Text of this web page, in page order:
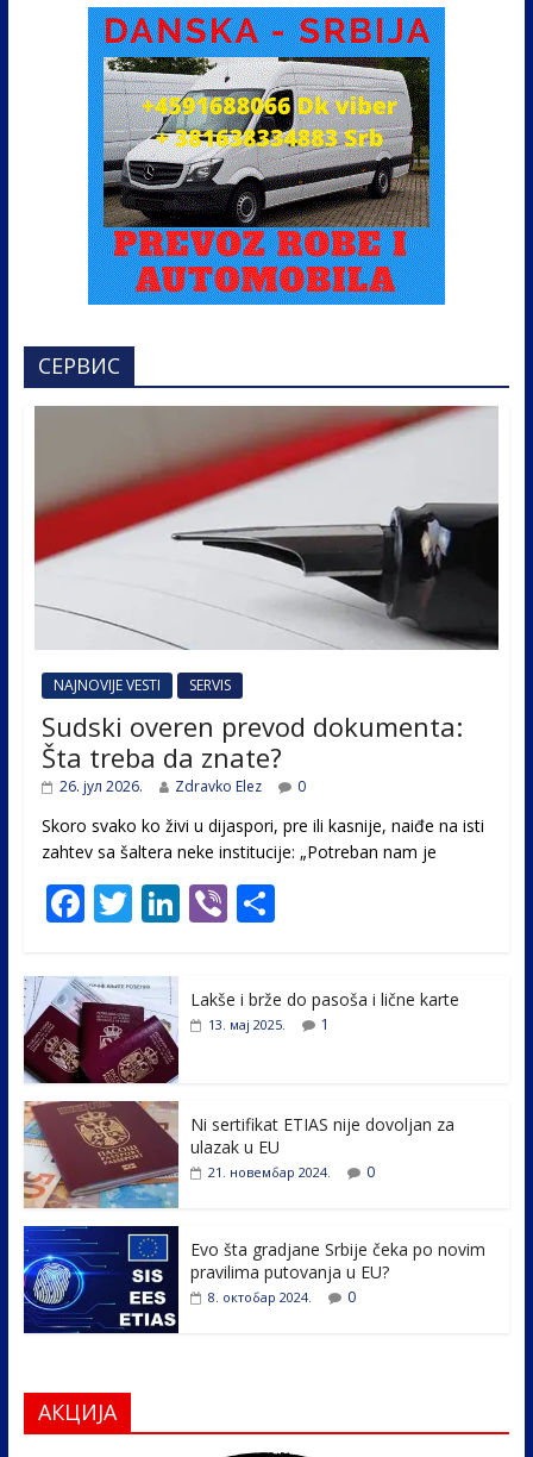
СЕРВИС
NAJNOVIJE VESTI SERVIS
Sudski overen prevod dokumenta:
Šta treba da znate?
26. јул 2026. Zdravko Elez 0
Skoro svako ko živi u dijaspori, pre ili kasnije, naiđe na isti
zahtev sa šaltera neke institucije: „Potreban nam je
F
e
b
o
o
k
T
itt
er
Li
e
Vi
er
S
ar
e
Lakše i brže do pasoša i lične karte
13. мај 2025. 1
Ni sertifikat ETIAS nije dovoljan za
ulazak u EU
21. новембар 2024. 0
Evo šta gradjane Srbije čeka po novim
pravilima putovanja u EU?
8. октобар 2024. 0
АКЦИЈА